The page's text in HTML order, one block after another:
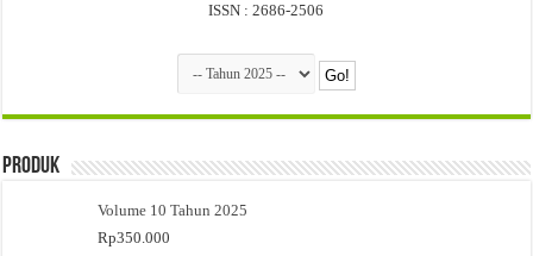
ISSN : 2686-2506
Produk
Volume 10 Tahun 2025
Rp350.000